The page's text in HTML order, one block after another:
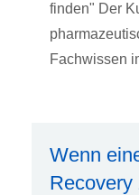
finden" Der
Fachwissen
Wenn
Recovery